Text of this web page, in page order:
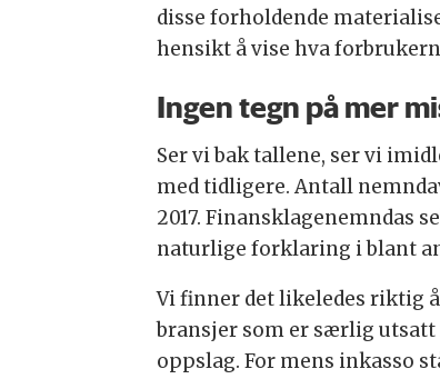
disse forholdende
hensikt å vise hva
Ingen tegn på mer
Ser vi bak tallene, ser vi
med tidligere. Antall
2017. Finansklagenemndas
naturlige forklaring i blant
Vi finner det likeledes riktig
bransjer som er særlig
oppslag. For mens inkasso